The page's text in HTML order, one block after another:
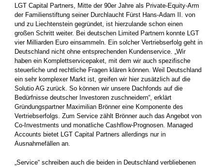
LGT Capital Partners, Mitte der 90er Jahre als Private-Equity-Arm
der Familienstiftung seiner Durchlaucht Fürst Hans-Adam II. von
und zu Liechtenstein gegründet, ist hierzulande schon einen
großen Schritt weiter. Bei deutschen Limited Partnern konnte LGT
vier Milliarden Euro einsammeln. Ein solcher Vertriebserfolg geht in
Deutschland nicht ohne entsprechenden Kundenservice. „Wir
haben ein Komplettservicepaket, mit dem wir auch spezifische
steuerliche und rechtliche Fragen klären können. Weil Deutschland
ein sehr komplexer Markt ist, greifen wir hier zusätzlich auf die
Solutio AG zurück. So können wir unsere Dachfonds auf die
Bedürfnisse deutscher Investoren zuschneidern“, erklärt
Gründungspartner Maximilian Brönner ­eine Komponente des
Vertriebserfolgs. Zum Service zählt Brönner auch das Angebot von
Co-Investments und monatliche Cashflow-Prognosen. Managed
Accounts bietet LGT Capital Partners allerdings nur in
Ausnahmefällen an.
„Service“ schreiben auch die beiden in Deutschland verbliebenen